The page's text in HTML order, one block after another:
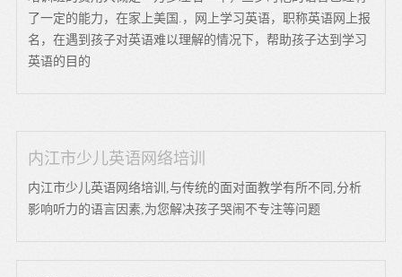
了一定的能力，在家上美国.，网上学习英语，职称英语网上报
名，在遇到孩子对英语难以理解的情况下，帮助孩子达到学习
英语的目的
内江市少儿英语网络培训
内江市少儿英语网络培训,与传统的面对面教学有所不同,分析
影响听力的语言因素,为您解决孩子哭闹不专注等问题